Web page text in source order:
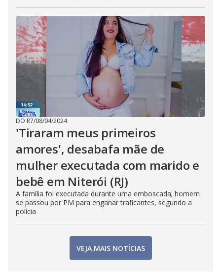
DO R7/08/04/2024
'Tiraram meus primeiros
amores', desabafa mãe de
mulher executada com marido e
bebê em Niterói (RJ)
A família foi executada durante uma emboscada; homem
se passou por PM para enganar traficantes, segundo a
polícia
VEJA MAIS NOTÍCIAS